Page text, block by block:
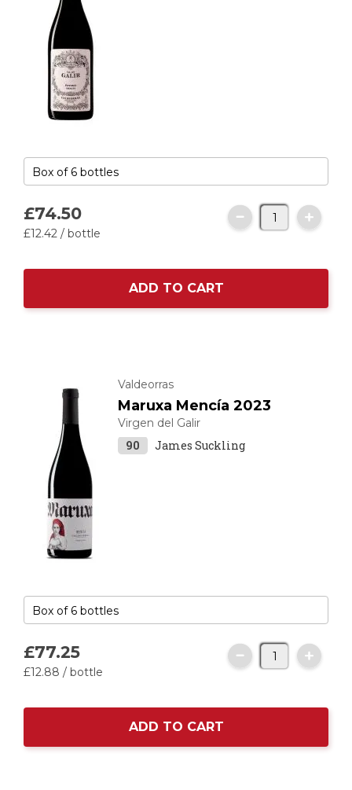
£74.50
£12.42 / bottle
ADD TO CART
Valdeorras
Maruxa Mencía 2023
Virgen del Galir
90 James Suckling
£77.25
£12.88 / bottle
ADD TO CART